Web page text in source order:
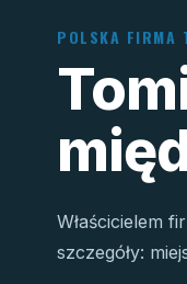
POLSKA FIRMA
Właścicielem
szczegóły: